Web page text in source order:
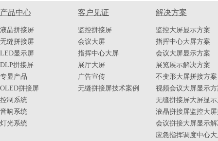
产品中心
液晶拼接屏
无缝拼接屏
LED显示屏
DLP拼接屏
专显产品
OLED拼接屏
控制系统
音响系统
灯光系统
客户见证
监控拼接屏
会议大屏
指挥中心大屏
展厅大屏
广告宣传
无缝拼接屏技术案例
解决方案
监控大屏显示方案
指挥中心大屏方案
会议大屏显示方案
展览展示解决方案
不变形大屏拼接方案
视频会议大屏显示
无缝拼接屏大屏显
液晶拼接屏监控大
会议拼接大屏显示
应急指挥调度中心